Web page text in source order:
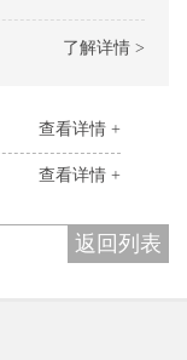
了解详情 >
查看详情 +
查看详情 +
返回列表